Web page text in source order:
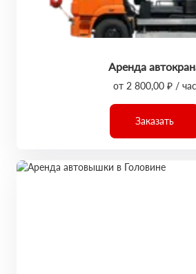
Аренда
от 2 800,00 ₽ / час
Заказать